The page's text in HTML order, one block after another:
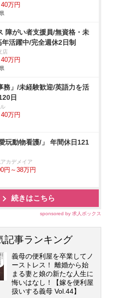
万円
障がい者支援員/無資格・未
活躍中/完全週休2日制
店
万円
務」/未経験歓迎/英語力を活
日
万円
玩動物看護/」 年間休日121
カデメイア
円～38万円
続きはこちら
sponsored by 求人ボックス
記事ランキング
義母の便利屋を卒業してノ
ーストレス！ 離婚から始
まる妻と娘の新たな人生に
悔いはなし！【嫁を便利屋
扱いする義母 Vol.44】